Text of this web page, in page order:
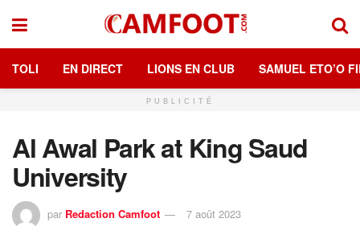
TOLI EN DIRECT LIONS EN CLUB SAMUEL ETO’O
PUBLICITÉ
Al Awal Park at King Saud
University
par Redaction Camfoot 7 août 2023